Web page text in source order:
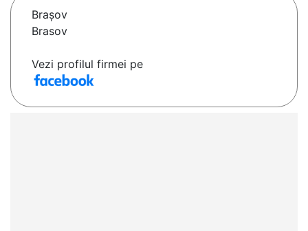
Braşov
Brasov
Vezi profilul firmei pe